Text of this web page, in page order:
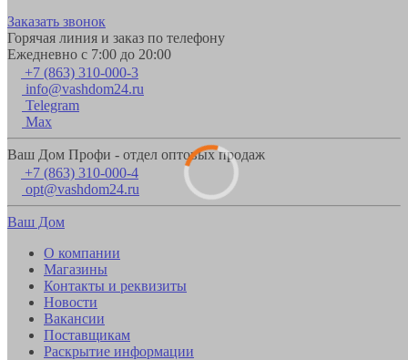
Заказать звонок
Горячая линия и заказ по телефону
Ежедневно с 7:00 до 20:00
+7 (863) 310-000-3
info@vashdom24.ru
Telegram
Max
Ваш Дом Профи - отдел оптовых продаж
+7 (863) 310-000-4
opt@vashdom24.ru
Ваш Дом
О компании
Магазины
Контакты и реквизиты
Новости
Вакансии
Поставщикам
Раскрытие информации